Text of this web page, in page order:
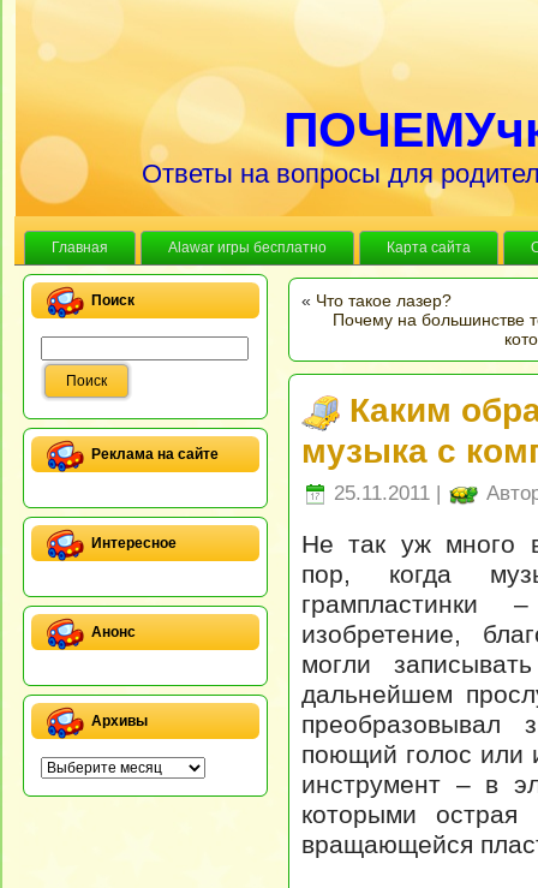
Ответы на вопросы для
Главная Alawar игры бесплатно Карта сайта
Поиск
Реклама на сайте
Интересное
Анонс
Архивы
« Что такое лазер?
Почему на большинстве
Каким
музыка с
25.11.2011 |
Не так уж много
пор, когда
изобретение,
могли
дальнейшем
преобразовывал
поющий голос или
инструмент – в
которыми острая
вращающейся